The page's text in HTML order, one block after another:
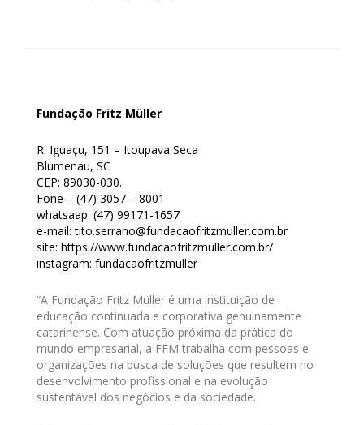
Fundação Fritz Müller
R. Iguaçu, 151 – Itoupava Seca
Blumenau, SC
CEP: 89030-030.
Fone – (47) 3057 – 8001
whatsaap: (47) 99171-1657
e-mail: tito.serrano@fundacaofritzmuller.com.br
site: https://www.fundacaofritzmuller.com.br/
instagram: fundacaofritzmuller
“A Fundação Fritz Müller é uma instituição de
educação continuada e corporativa genuinamente
catarinense. Com atuação próxima da prática do
mundo empresarial, a FFM trabalha com pessoas e
organizações na busca de soluções que resultem no
desenvolvimento profissional e na evolução
sustentável dos negócios e da sociedade.